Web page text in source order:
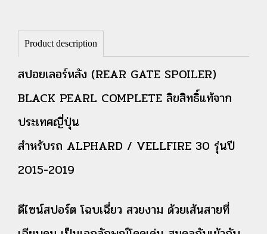
Product description
สปอยเลอร์หลัง (REAR GATE SPOILER)
BLACK PEARL COMPLETE ลิขสิทธิ์แท้จาก
ประเทศญี่ปุ่น
สำหรับรถ ALPHARD / VELLFIRE 30 รุ่นปี
2015-2019
ดีไซน์สปอร์ต โฉบเฉี่ยว สวยงาม ด้วยเส้นสายที่